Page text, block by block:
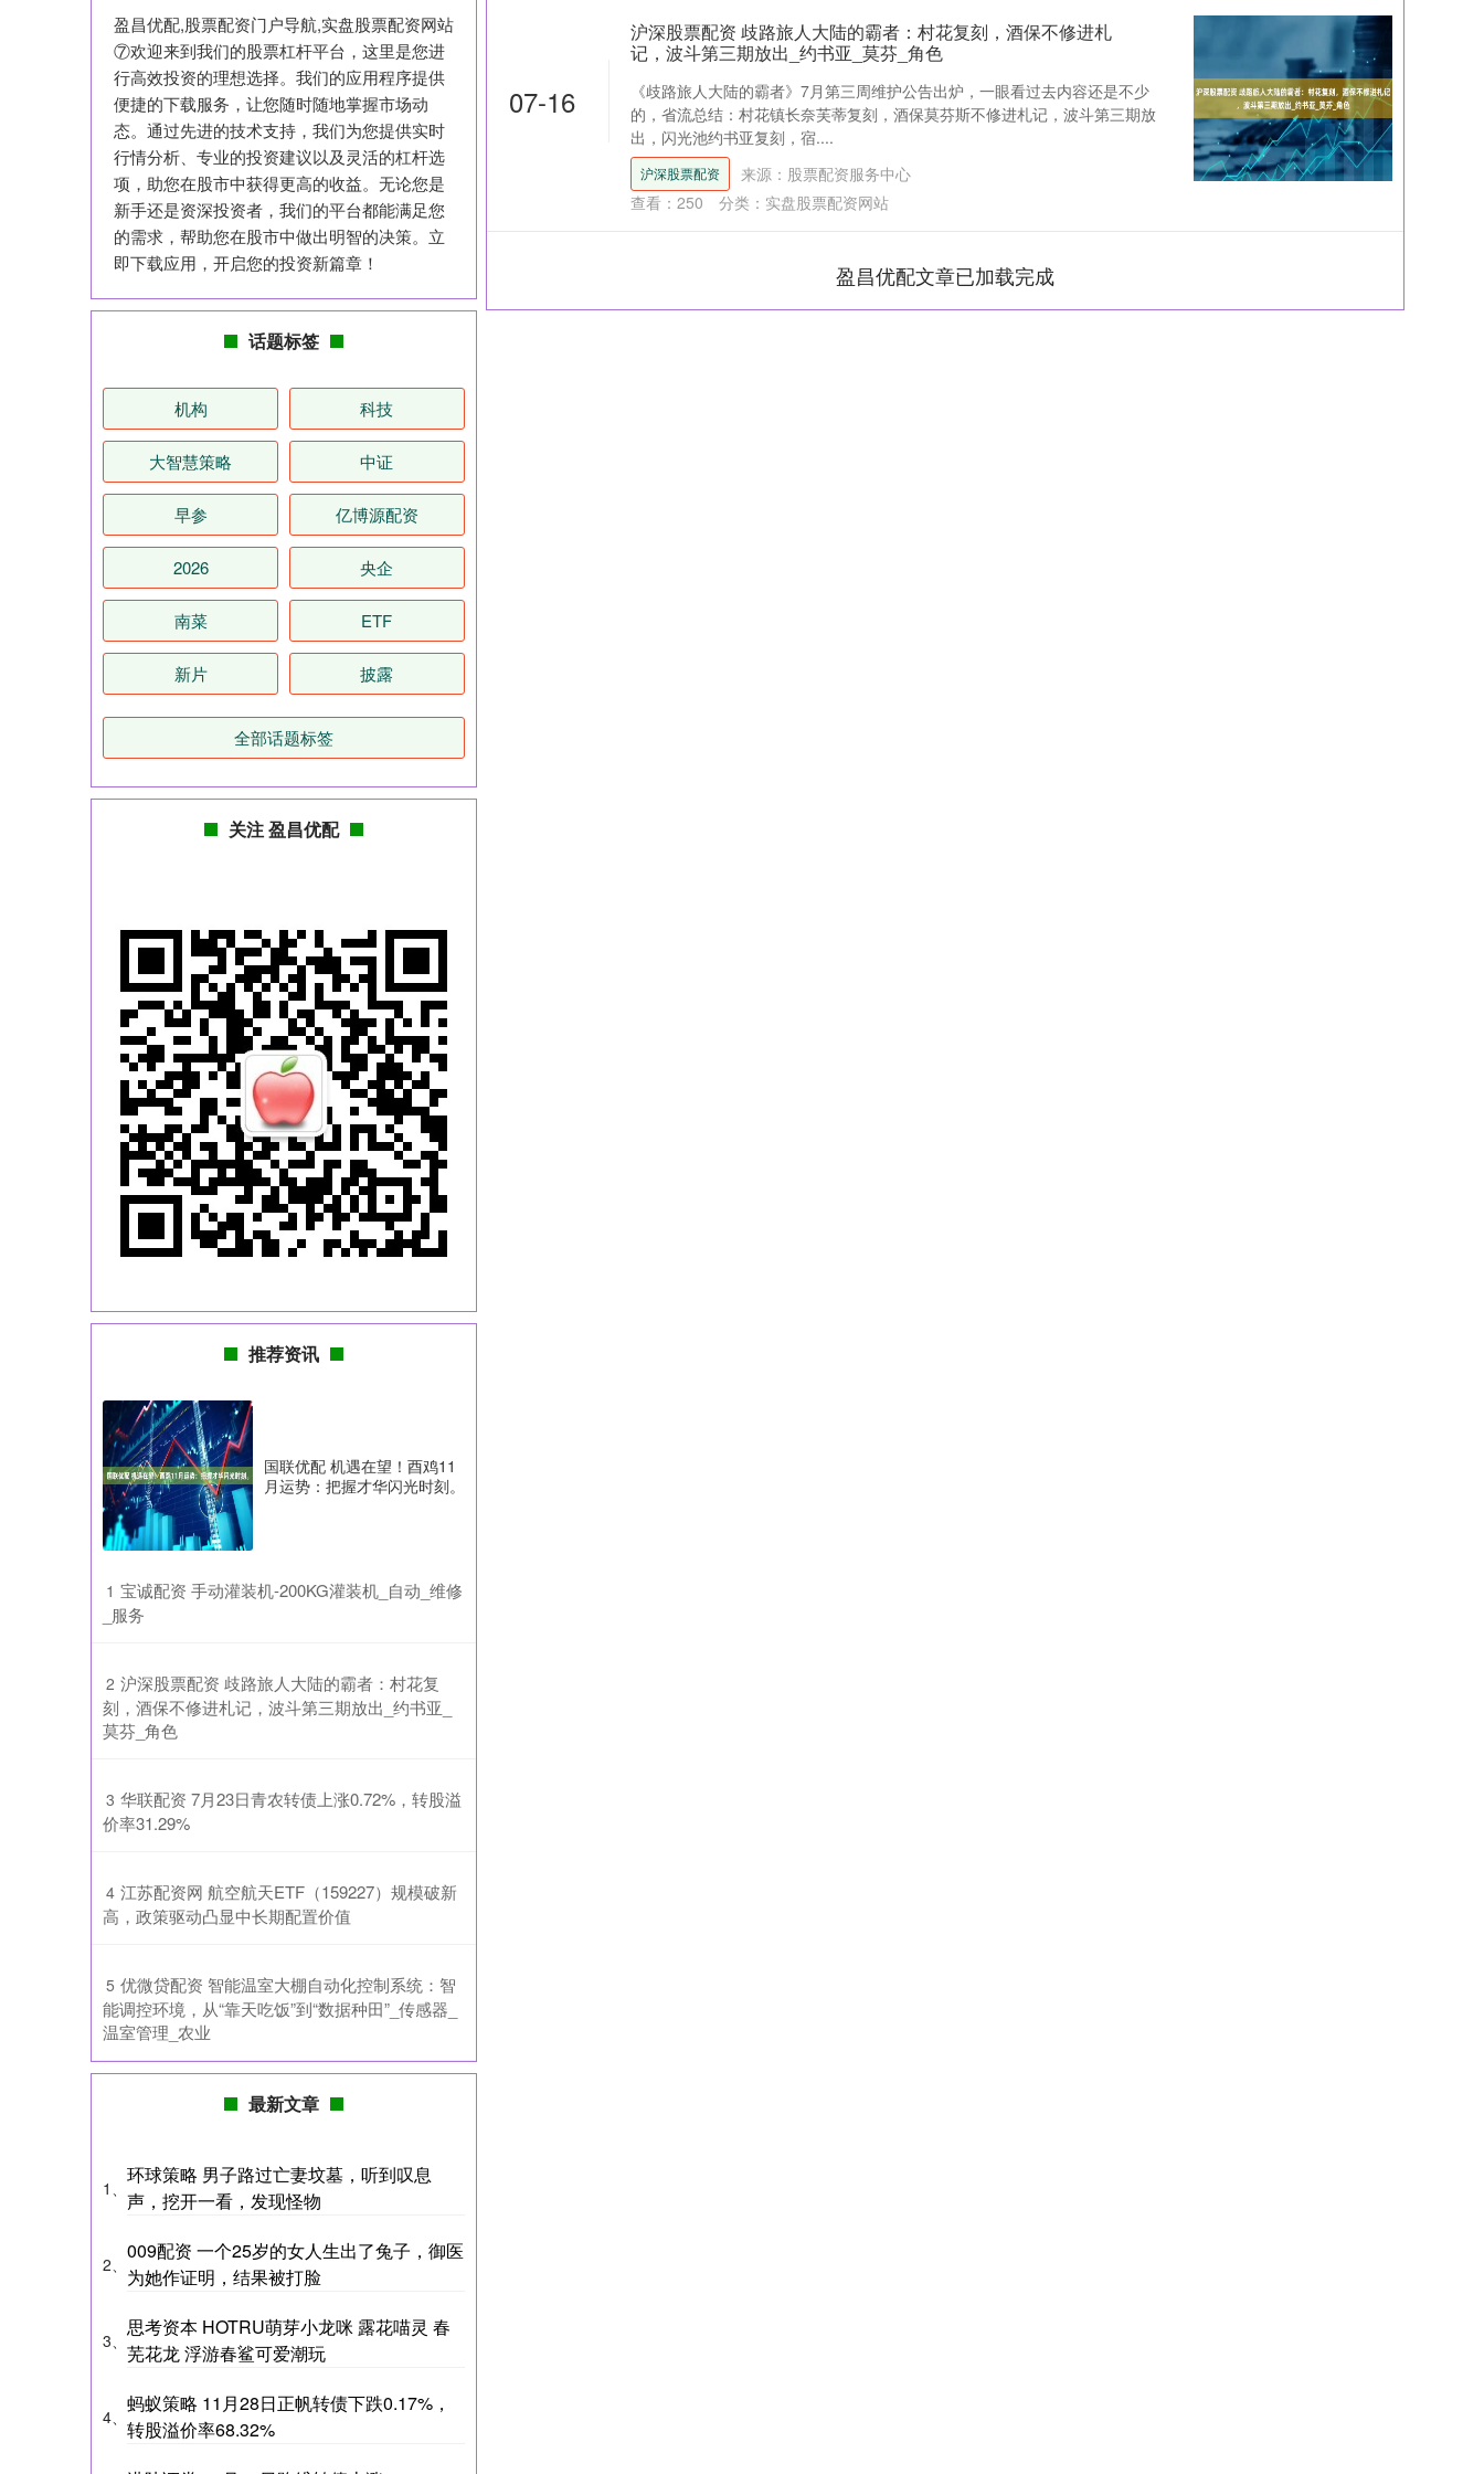
07-16
沪深股票配资 歧路旅人大陆的霸者：村花复刻，酒保不修进札
记，波斗第三期放出_约书亚_莫芬_角色
《歧路旅人大陆的霸者》7月第三周维护公告出炉，一眼看过去内容还是不少
的，省流总结：村花镇长奈芙蒂复刻，酒保莫芬斯不修进札记，波斗第三期放
出，闪光池约书亚复刻，宿....
沪深股票配资
来源：股票配资服务中心
查看： 250 分类： 实盘股票配资网站
盈昌优配文章已加载完成
盈昌优配,股票配资门户导航,实盘股票配资网站
⑦欢迎来到我们的股票杠杆平台，这里是您进
行高效投资的理想选择。我们的应用程序提供
便捷的下载服务，让您随时随地掌握市场动
态。通过先进的技术支持，我们为您提供实时
行情分析、专业的投资建议以及灵活的杠杆选
项，助您在股市中获得更高的收益。无论您是
新手还是资深投资者，我们的平台都能满足您
的需求，帮助您在股市中做出明智的决策。立
即下载应用，开启您的投资新篇章！
话题标签
机构 科技
大智慧策略 中证
早参 亿博源配资
2026 央企
南菜 ETF
新片 披露
全部话题标签
关注 盈昌优配
推荐资讯
国联优配 机遇在望！酉鸡11
月运势：把握才华闪光时刻。
1 ​宝诚配资 手动灌装机-200KG灌装机_自动_维修
_服务
2 ​沪深股票配资 歧路旅人大陆的霸者：村花复
刻，酒保不修进札记，波斗第三期放出_约书亚_
莫芬_角色
3 ​华联配资 7月23日青农转债上涨0.72%，转股溢
价率31.29%
4 ​江苏配资网 航空航天ETF（159227）规模破新
高，政策驱动凸显中长期配置价值
5 ​优微贷配资 智能温室大棚自动化控制系统：智
能调控环境，从“靠天吃饭”到“数据种田”_传感器_
温室管理_农业
最新文章
1、
环球策略 男子路过亡妻坟墓，听到叹息
声，挖开一看，发现怪物
2、
009配资 一个25岁的女人生出了兔子，御医
为她作证明，结果被打脸
3、
思考资本 HOTRU萌芽小龙咪 露花喵灵 春
芜花龙 浮游春鲨可爱潮玩
4、
蚂蚁策略 11月28日正帆转债下跌0.17%，
转股溢价率68.32%